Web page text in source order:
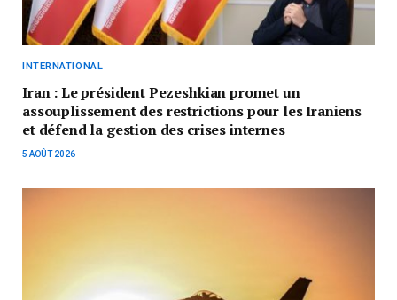
INTERNATIONAL
Iran : Le président Pezeshkian promet un
assouplissement des restrictions pour les Iraniens
et défend la gestion des crises internes
5 AOÛT 2026